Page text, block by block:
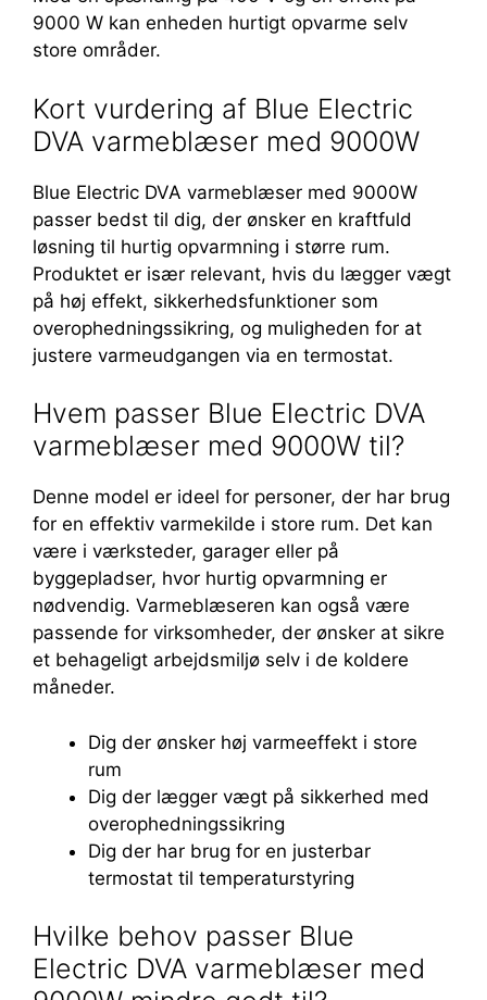
9000 W kan enheden hurtigt opvarme selv
store områder.
Kort vurdering af Blue Electric
DVA varmeblæser med 9000W
Blue Electric DVA varmeblæser med 9000W
passer bedst til dig, der ønsker en kraftfuld
løsning til hurtig opvarmning i større rum.
Produktet er især relevant, hvis du lægger vægt
på høj effekt, sikkerhedsfunktioner som
overophedningssikring, og muligheden for at
justere varmeudgangen via en termostat.
Hvem passer Blue Electric DVA
varmeblæser med 9000W til?
Denne model er ideel for personer, der har brug
for en effektiv varmekilde i store rum. Det kan
være i værksteder, garager eller på
byggepladser, hvor hurtig opvarmning er
nødvendig. Varmeblæseren kan også være
passende for virksomheder, der ønsker at sikre
et behageligt arbejdsmiljø selv i de koldere
måneder.
Dig der ønsker høj varmeeffekt i store
rum
Dig der lægger vægt på sikkerhed med
overophedningssikring
Dig der har brug for en justerbar
termostat til temperaturstyring
Hvilke behov passer Blue
Electric DVA varmeblæser med